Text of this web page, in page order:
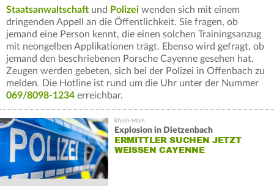
Staatsanwaltschaft und Polizei wenden sich mit einem
dringenden Appell an die Öffentlichkeit. Sie fragen, ob
jemand eine Person kennt, die einen solchen Trainingsanzug
mit neongelben Applikationen trägt. Ebenso wird gefragt, ob
jemand den beschriebenen Porsche Cayenne gesehen hat.
Zeugen werden gebeten, sich bei der Polizei in Offenbach zu
melden. Die Hotline ist rund um die Uhr unter der Nummer
069/8098-1234 erreichbar.
Explosion in Dietzenbach
ERMITTLER SUCHEN JETZT
WEISSEN CAYENNE